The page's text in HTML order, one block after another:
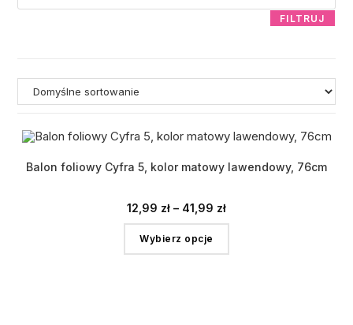
Balon foliowy Cyfra 5, kolor matowy lawendowy, 76cm
12,99 zł – 41,99 zł
Wybierz opcje
FILTRUJ